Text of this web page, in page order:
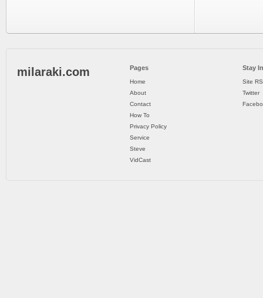
milaraki.com Pages
Home
About
Contact
How To
Privacy Policy
Service
Steve
VidCast
Stay
Site
Twitter